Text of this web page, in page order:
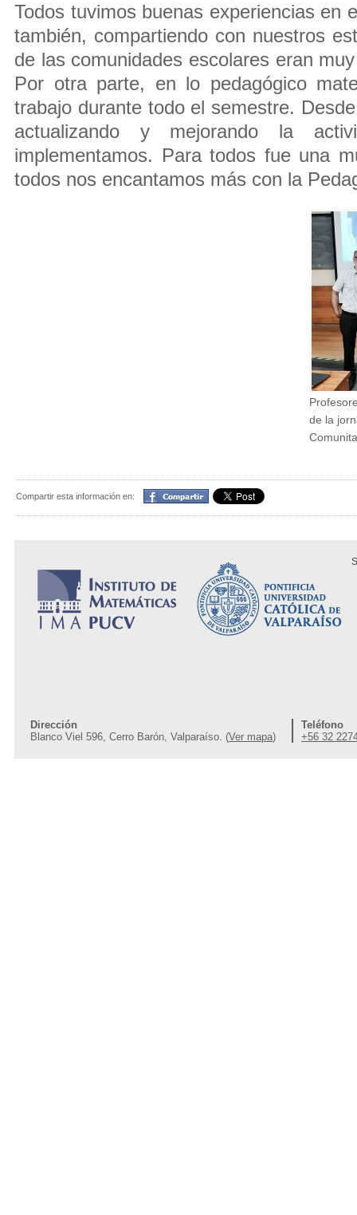
Todos tuvimos buenas experiencias en
también, compartiendo con nuestros
de las comunidades escolares eran
Por otra parte, en lo pedagógico
trabajo durante todo el semestre.
actualizando y mejorando la
implementamos. Para todos fue una
todos nos encantamos más con la
de la
Compartir esta información en: Compartir
Dirección
Blanco Viel 596, Cerro Barón, Valparaíso. (Ver mapa)
Teléfono
+56 32